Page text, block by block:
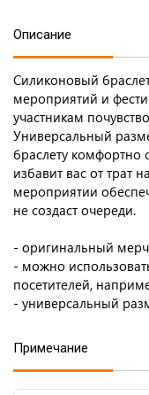
Описание
Силиконовый
мероприятий и
участникам
Универсальный
браслету комфортно
избавит вас от трат
мероприятии
не создаст очереди.
- оригинальный мерч
- можно
посетителей,
- универсальный
Примечание